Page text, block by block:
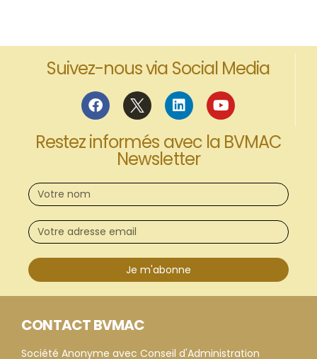
Suivez-nous via Social Media
Restez informés avec la BVMAC
Newsletter
Je m'abonne
CONTACT BVMAC
Société Anonyme avec Conseil d'Administration